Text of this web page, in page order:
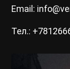
Email:
Тел.: